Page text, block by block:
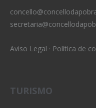
Aviso Legal · Política de
TURISMO